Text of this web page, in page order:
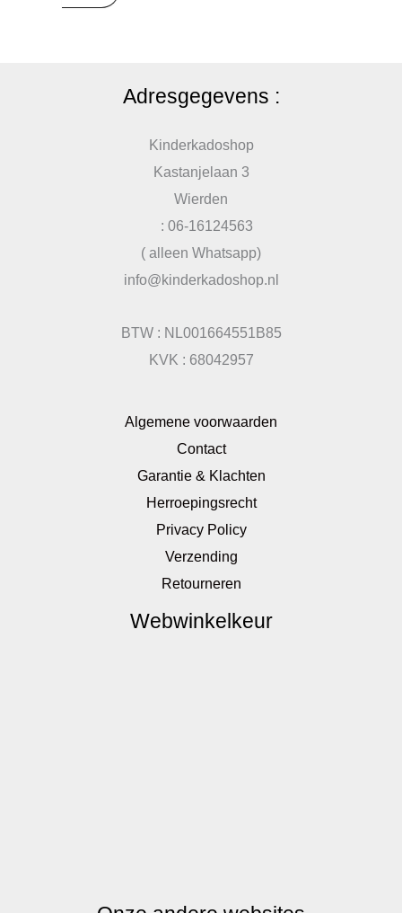
Adresgegevens :
Kinderkadoshop
Kastanjelaan 3
Wierden
: 06-16124563
( alleen Whatsapp)
info@kinderkadoshop.nl
BTW : NL001664551B85
KVK : 68042957
Algemene voorwaarden
Contact
Garantie & Klachten
Herroepingsrecht
Privacy Policy
Verzending
Retourneren
Webwinkelkeur